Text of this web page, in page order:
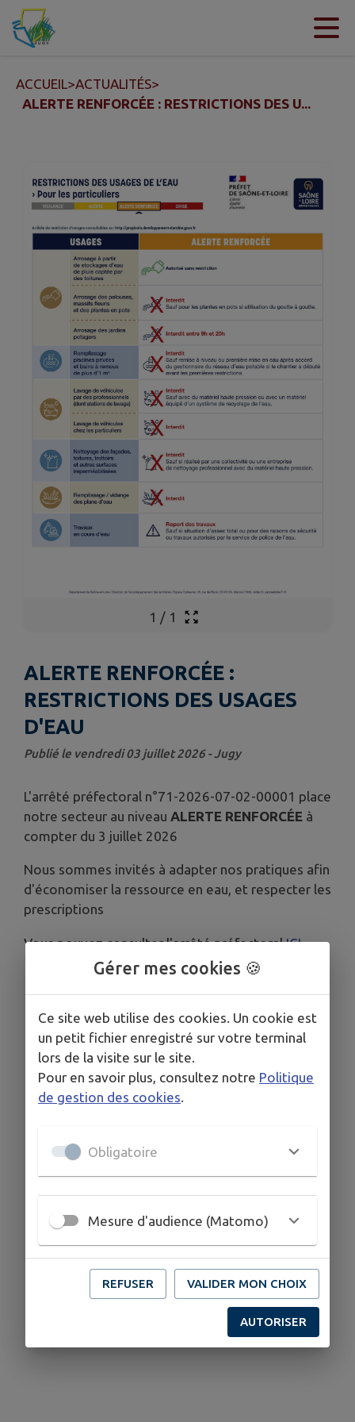
Contenu
ACCUEIL>ACTUALITÉS>
ALERTE RENFORCÉE : RESTRICTIONS DES U...
1 / 1
ALERTE RENFORCÉE :
RESTRICTIONS DES USAGES
D'EAU
Publié le vendredi 03 juillet 2026 - Jugy
L'arrêté préfectoral n°71-2026-07-02-00001 place
notre secteur au niveau ALERTE RENFORCÉE à
compter du 3 juillet 2026
Nous sommes invités à adapter nos pratiques afin
d'économiser la ressource en eau, et respecter les
prescriptions
Vous pouvez consulter l'arrêté préfectoralICI
Gérer mes cookies 🍪
Ce site web utilise des cookies. Un cookie est
un petit fichier enregistré sur votre terminal
lors de la visite sur le site.
Pour en savoir plus, consultez notre Politique
de gestion des cookies.
Obligatoire
Mesure d'audience (Matomo)
REFUSER VALIDER MON CHOIX
AUTORISER